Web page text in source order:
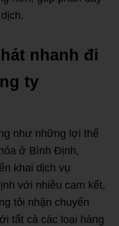
nhanh đi
ty
như những lợi thế
ở Bình Định,
khai dịch vụ
với nhiều cam kết,
tôi nhận chuyển
tất cả các loại hàng